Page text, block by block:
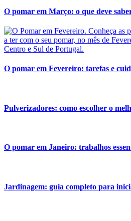
O pomar em Março: o que deve
O pomar em Fevereiro: tarefas e
Pulverizadores: como escolher o
O pomar em Janeiro: trabalhos
Jardinagem: guia completo para